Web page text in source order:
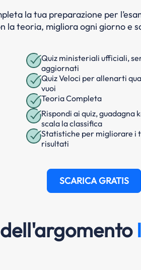
la tua preparazione per
la teoria, migliora ogni giorno e
Quiz ministeriali ufficiali,
aggiornati
Quiz Veloci per allenarti
vuoi
Teoria Completa
Rispondi ai quiz, guadagna
scala la classifica
Statistiche per migliorare i
risultati
SCARICA GRATIS